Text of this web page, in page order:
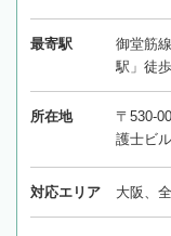
最寄駅
御堂筋
駅」徒
所在地
〒530-
護士ビ
対応エリア 大阪、